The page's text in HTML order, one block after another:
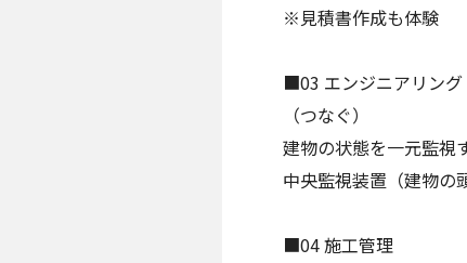
※見積書作成も体験
■03 エンジニアリング
（つなぐ）
建物の状態を一元監視
中央監視装置（建物の
■04 施工管理